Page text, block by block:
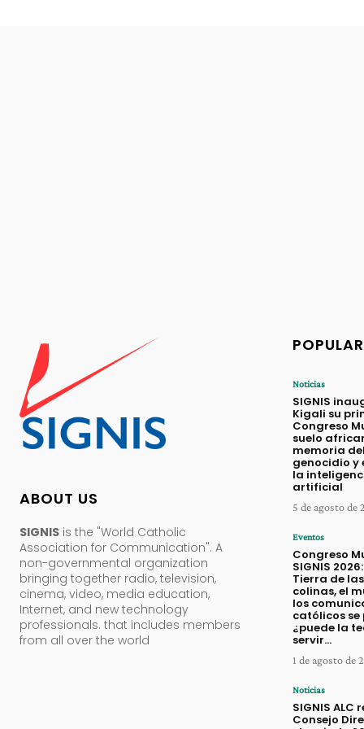
ABOUT US
SIGNIS is the "World Catholic
Association for Communication". A
non-governmental organization
bringing together radio, television,
cinema, video, media education,
Internet, and new technology
professionals. that includes members
from all over the world
Noticias
SIGNIS
Kigali su
Congreso
suelo
memoria
genocidio y
la
artificial
5 de agosto de
Eventos
Congreso
SIGNIS
Tierra de
colinas, el
los
católicos
¿puede la
servir...
1 de agosto de
Noticias
SIGNIS ALC
Consejo